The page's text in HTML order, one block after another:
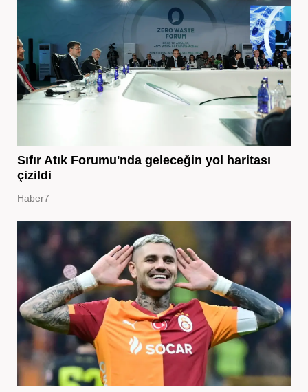
Sıfır Atık Forumu'nda geleceğin yol haritası
çizildi
Haber7